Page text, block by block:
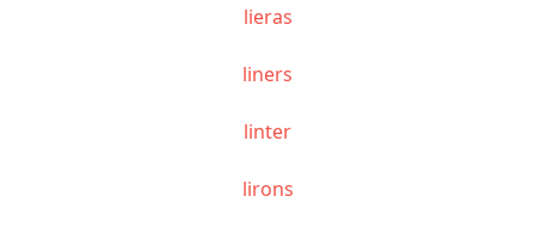
lieras
liners
linter
lirons